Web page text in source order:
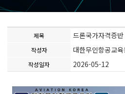
제목 드론국가자격증반
작성자 대한무인항공교육
작성일자 2026-05-12